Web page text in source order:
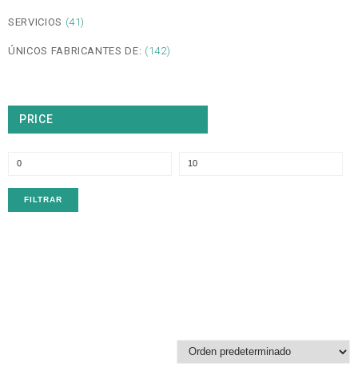
SERVICIOS (41)
ÚNICOS FABRICANTES DE: (142)
PRICE
FILTRAR